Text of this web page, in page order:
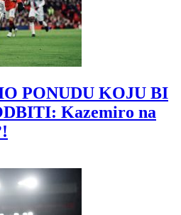
PONUDU KOJU BI
Kazemiro na